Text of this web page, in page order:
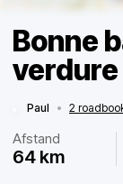
Bonne
Paul • 2
Afstand
64 km